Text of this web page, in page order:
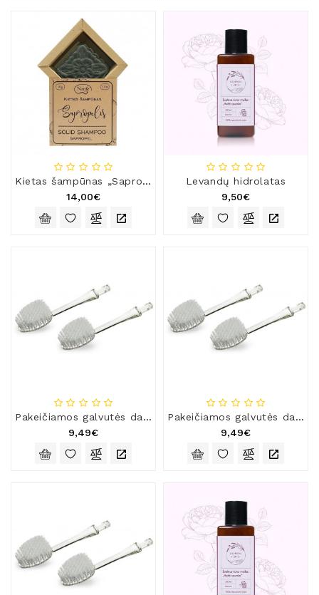
Kietas šampūnas „Sapropelis“
14,00€
Levandų hidrolatas
9,50€
Pakeičiamos galvutės dantų šepetėliui „Radius Source“, labai minkštais šereliais
9,49€
Pakeičiamos galvutės dantų šepetėliui „Radius Source“, minkštais šereliais
9,49€